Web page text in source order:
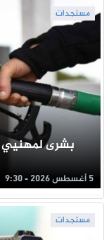
مستجدات
بشرى لمهنيي
5 أغسطس 2026 - 9:30
مستجدات